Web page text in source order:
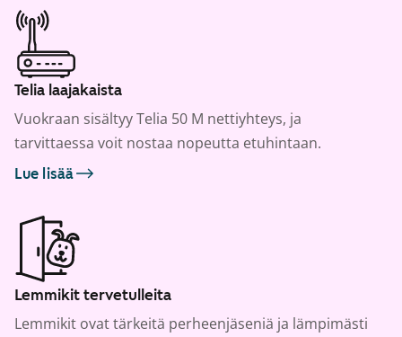
Telia laajakaista
Vuokraan sisältyy Telia 50 M nettiyhteys, ja
tarvittaessa voit nostaa nopeutta etuhintaan.
Lue lisää
Lemmikit tervetulleita
Lemmikit ovat tärkeitä perheenjäseniä ja lämpimästi